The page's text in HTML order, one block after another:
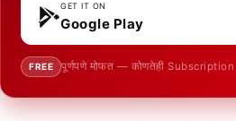
GET IT ON
Google Play
FREE पूर्णपणे मोफत — कोणतेही Subscription